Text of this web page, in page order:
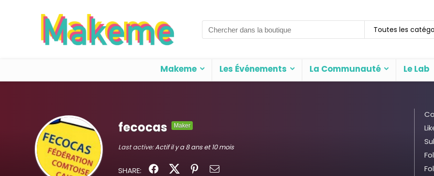
Search
for:
Toutes les
Makeme Les Événements La Communauté Le Lab
fecocas Maker
Last active:Actif il y a 8 ans et 10 mois
SHARE: